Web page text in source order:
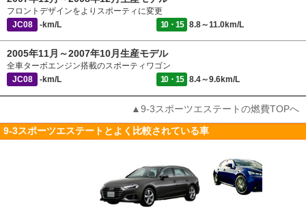
フロントデザインをよりスポーティに変更
JC08
-km/L 10・15 8.8～11.0km/L
2005年11月～2007年10月生産モデル
全車ターボエンジン搭載のスポーティワゴン
JC08
-km/L 10・15 8.4～9.6km/L
▲9-3スポーツエステートの燃費TOPへ
9-3スポーツエステートとよく比較されている車